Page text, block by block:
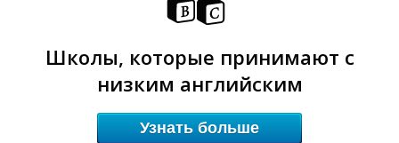
Школы, которые принимают с
низким английским
Узнать больше